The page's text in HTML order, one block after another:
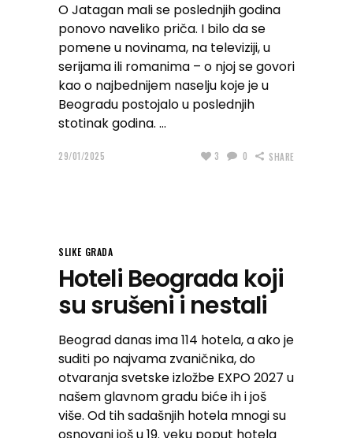
O Jatagan mali se poslednjih godina
ponovo naveliko priča. I bilo da se
pomene u novinama, na televiziji, u
serijama ili romanima – o njoj se govori
kao o najbednijem naselju koje je u
Beogradu postojalo u poslednjih
stotinak godina.
29/01/2025 3 0 SHARE
SLIKE GRADA
Hoteli Beograda koji
su srušeni i nestali
Beograd danas ima 114 hotela, a ako je
suditi po najvama zvaničnika, do
otvaranja svetske izložbe EXPO 2027 u
našem glavnom gradu biće ih i još
više. Od tih sadašnjih hotela mnogi su